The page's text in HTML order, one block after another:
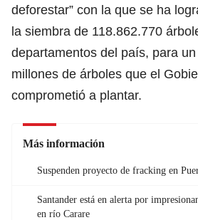
deforestar” con la que se ha
la siembra de 118.862.770
departamentos del país, para
millones de árboles que el
comprometió a plantar.
Más información
Suspenden proyecto de fracking en
Santander está en alerta por
en río Carare